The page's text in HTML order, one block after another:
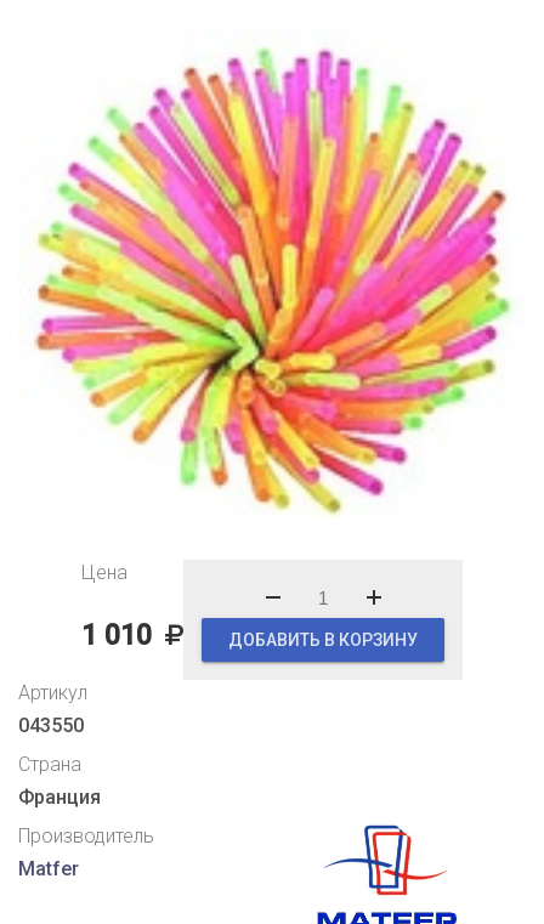
Цена
1 010 ДОБАВИТЬ В КОРЗИНУ
Артикул
043550
Страна
Франция
Производитель
Matfer